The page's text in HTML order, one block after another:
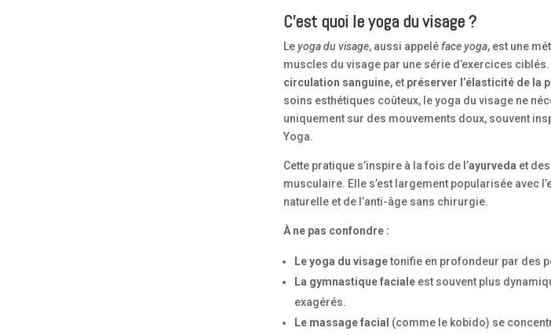
C’est quoi le yoga du visage ?
Leyoga du visage, aussi appeléface yoga, est une
muscles du visage par une série d’exercices ciblés.
circulation sanguine, et préserver l’élasticité de la
soins esthétiques coûteux, le yoga du visage ne
uniquement sur des mouvements doux, souvent
Yoga.
Cette pratique s’inspire à la fois de l’ayurveda et
musculaire. Elle s’est largement popularisée avec
naturelle et de l’anti-âge sans chirurgie.
À ne pas confondre :
Le yoga du visagetonifie en profondeur par des
La gymnastique faciale est souvent plus
exagérés.
Le massage facial (comme le kobido) se